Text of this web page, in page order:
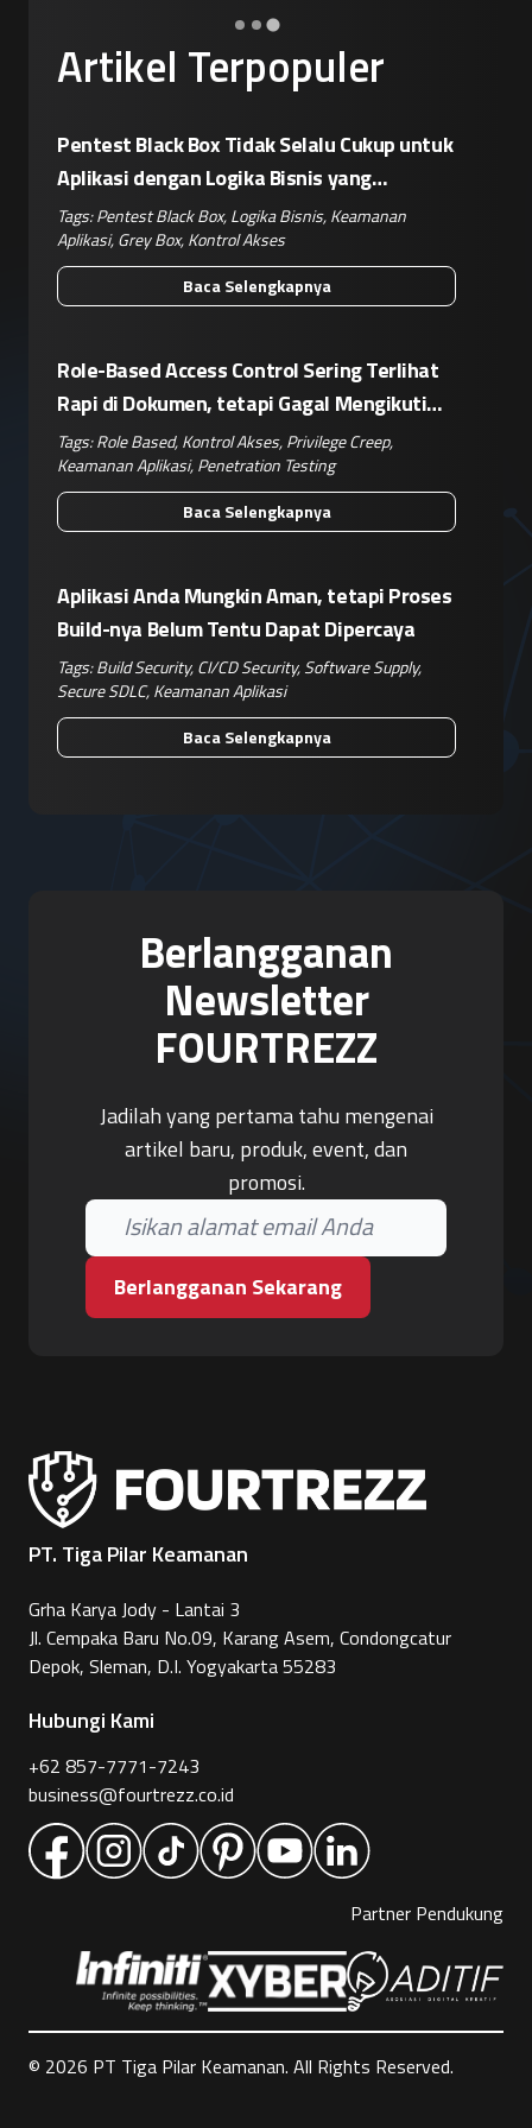
Artikel Terpopuler
Pentest Black Box Tidak Selalu Cukup untuk
Aplikasi dengan Logika Bisnis yang
Kompleks
Tags:Pentest Black Box,Logika Bisnis,Keamanan
Aplikasi,Grey Box,Kontrol Akses
Baca Selengkapnya
Role-Based Access Control Sering Terlihat
Rapi di Dokumen, tetapi Gagal Mengikuti
Operasional Nyata
Tags:Role Based,Kontrol Akses,Privilege Creep,
Keamanan Aplikasi,Penetration Testing
Baca Selengkapnya
Aplikasi Anda Mungkin Aman, tetapi Proses
Build-nya Belum Tentu Dapat Dipercaya
Tags:Build Security,CI/CD Security,Software Supply,
Secure SDLC,Keamanan Aplikasi
Baca Selengkapnya
Berlangganan
Newsletter
FOURTREZZ
Jadilah yang pertama tahu mengenai
artikel baru, produk, event, dan
promosi.
Berlangganan Sekarang
PT. Tiga Pilar Keamanan
Grha Karya Jody - Lantai 3
Jl. Cempaka Baru No.09, Karang Asem, Condongcatur
Depok, Sleman, D.I. Yogyakarta 55283
Hubungi Kami
+62 857-7771-7243
business@fourtrezz.co.id
Partner Pendukung
© 2026 PT Tiga Pilar Keamanan. All Rights Reserved.